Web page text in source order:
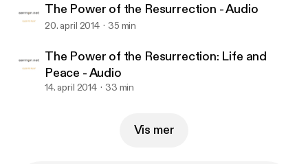
The Power of the Resurrection - Audio
20. april 2014 35 min
The Power of the Resurrection: Life and
Peace - Audio
14. april 2014 33 min
Vis mer